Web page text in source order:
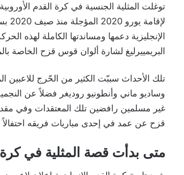
الإنجليزية دعمها ومساندتها الكاملة لهذه
البريمييرليغ لشارة ألوان قوس قزح الخاصة بالمثليين في
تلك الأحداث سببّت الكثير من الحّرج للاعبين
وساديو ماني وأنطونيو روديغر فضلاً عن
غير مسلمين رافضين تلك المعتقدات وفي
قزح عن عمد في إحدى مباريات فريقه احتفالاً
متى بدأت قصة المثلية في